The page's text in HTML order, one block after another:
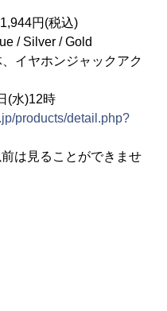
円(税込)
/ Silver / Gold
ヤホンジャックアク
(水)12時
products/detail.php?
は見ることができませ